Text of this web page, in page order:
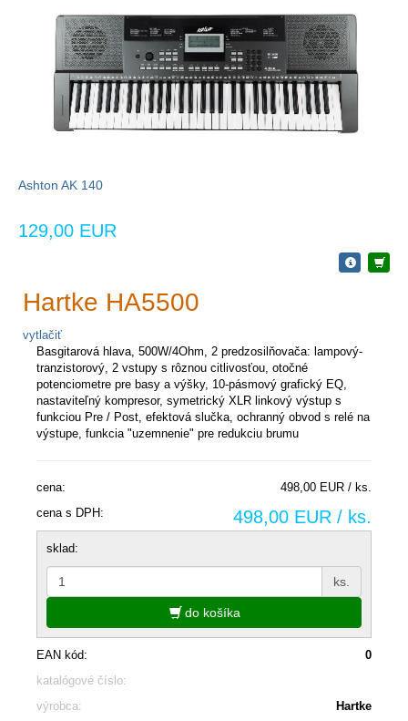
Ashton AK 140
129,00 EUR
Hartke HA5500
vytlačiť
Basgitarová hlava, 500W/4Ohm, 2 predzosilňovača: lampový-
tranzistorový, 2 vstupy s rôznou citlivosťou, otočné
potenciometre pre basy a výšky, 10-pásmový grafický EQ,
nastaviteľný kompresor, symetrický XLR linkový výstup s
funkciou Pre / Post, efektová slučka, ochranný obvod s relé na
výstupe, funkcia "uzemnenie" pre redukciu brumu
cena:
498,00 EUR / ks.
cena s DPH:
498,00 EUR / ks.
sklad:
ks.
do košíka
EAN kód:
0
katalógové číslo:
výrobca:
Hartke